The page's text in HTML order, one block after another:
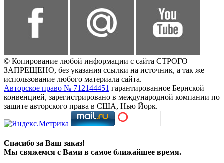
© Копирование любой информации с сайта СТРОГО
ЗАПРЕЩЕНО, без указания ссылки на источник, а так же
использование любого материала сайта.
Авторское право № 712144451 гарантированное Бернской
конвенцией, зарегистрировано в международной компании по
защите авторского права в США, Нью Йорк.
Спасибо за Ваш заказ!
Мы свяжемся с Вами в самое ближайшее время.